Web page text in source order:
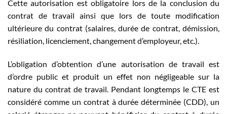
Cette autorisation est obligatoire lors de la conclusion du
contrat de travail ainsi que lors de toute modification
ultérieure du contrat (salaires, durée de contrat, démission,
résiliation, licenciement, changement d’employeur, etc.).
L’obligation d’obtention d’une autorisation de travail est
d’ordre public et produit un effet non négligeable sur la
nature du contrat de travail. Pendant longtemps le CTE est
considéré comme un contrat à durée déterminée (CDD), un